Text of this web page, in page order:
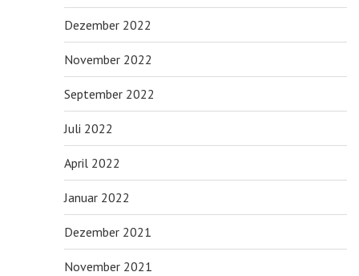
Dezember 2022
November 2022
September 2022
Juli 2022
April 2022
Januar 2022
Dezember 2021
November 2021